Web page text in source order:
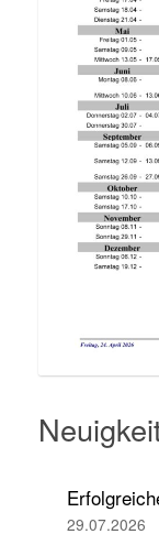
29.07.2026